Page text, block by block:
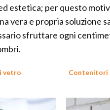
estetica; per questo
vera e propria soluzione
sfruttare ogni
vetro Contenitori